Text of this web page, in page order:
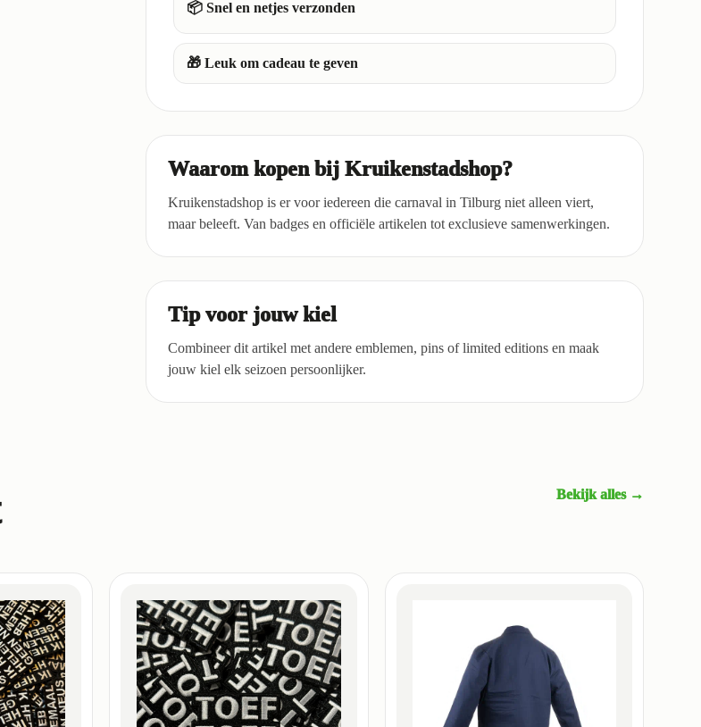
📦 Snel en netjes verzonden
🎁 Leuk om cadeau te geven
Waarom kopen bij Kruikenstadshop?
Kruikenstadshop is er voor iedereen die carnaval in Tilburg niet alleen viert,
maar beleeft. Van badges en officiële artikelen tot exclusieve samenwerkingen.
Tip voor jouw kiel
Combineer dit artikel met andere emblemen, pins of limited editions en maak
jouw kiel elk seizoen persoonlijker.
Bekijk alles →